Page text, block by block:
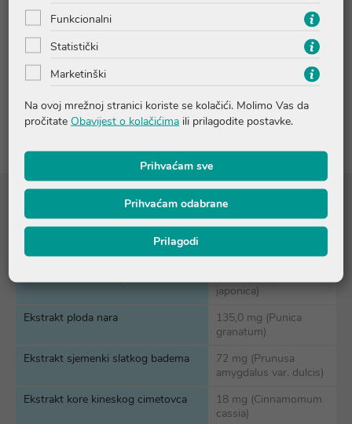
Pitanja i odgovori
Recenzije
Sastojci
Sastav:
japonica)
Ekstrakt ploda nara
135,0 mg (Punica
granatum)
Ekstrakt sjemenki slatkog badema
72 mg (Prunusa
amygdalus var. dulcis)
Ekstrakt kore kineskog cimetovca
18 mg (Cinnamomum
cassia)
Funkcionalni
Statistički
Marketinški
Na ovoj mrežnoj stranici koriste se kolačići. Molimo Vas da
pročitate Obavijest o kolačićima ili prilagodite postavke.
Prihvaćam sve
Prihvaćam odabrane
Prilagodi